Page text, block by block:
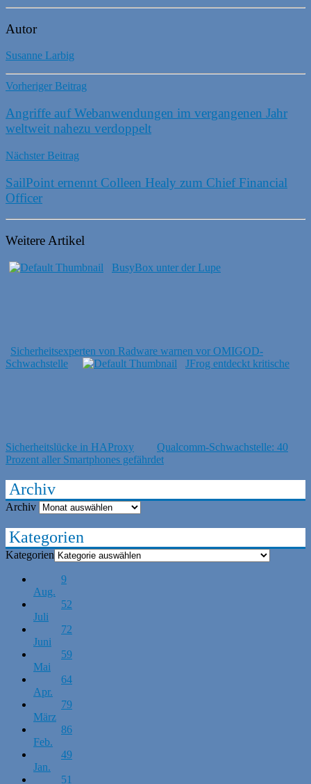
Autor
Susanne Larbig
Vorheriger Beitrag
Angriffe auf Webanwendungen im vergangenen Jahr
weltweit nahezu verdoppelt
Nächster Beitrag
SailPoint ernennt Colleen Healy zum Chief Financial
Officer
Weitere Artikel
BusyBox unter der Lupe
Sicherheitsexperten von Radware warnen vor OMIGOD-
Schwachstelle
JFrog entdeckt kritische
Sicherheitslücke in HAProxy
Qualcomm-Schwachstelle: 40
Prozent aller Smartphones gefährdet
Archiv
Archiv
Kategorien
Kategorien
9
Aug.
52
Juli
72
Juni
59
Mai
64
Apr.
79
März
86
Feb.
49
Jan.
51